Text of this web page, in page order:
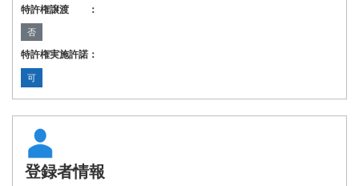
特許権譲渡 ：
否
特許権実施許諾：
可
登録者情報